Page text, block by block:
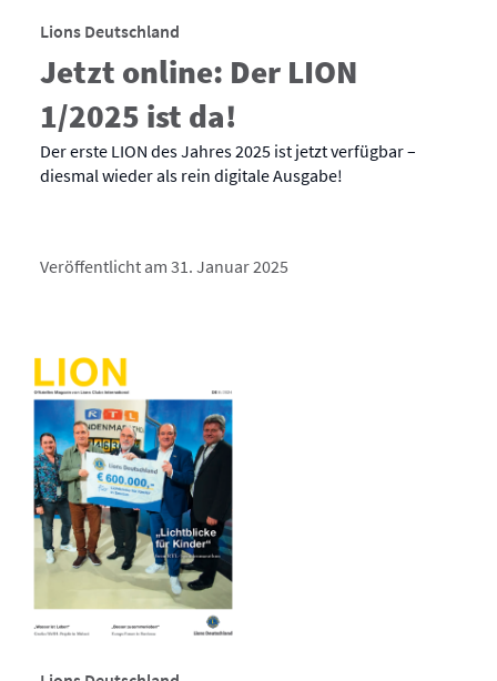
Lions Deutschland
Jetzt online: Der LION
1/2025 ist da!
Der erste LION des Jahres 2025 ist jetzt verfügbar –
diesmal wieder als rein digitale Ausgabe!
Veröffentlicht am 31. Januar 2025